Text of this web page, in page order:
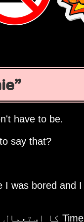
have to be.
say that?
I was bored and